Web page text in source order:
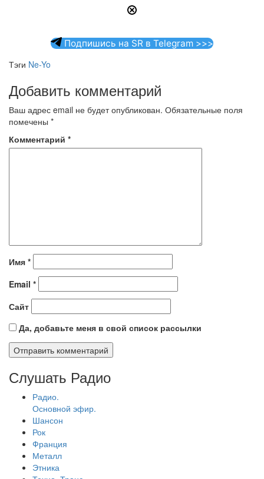
Подпишись на SR в Telegram >>>
Тэги Ne-Yo
Добавить комментарий
Ваш адрес email не будет опубликован. Обязательные поля
помечены *
Комментарий *
Имя *
Email *
Сайт
Да, добавьте меня в свой список рассылки
Слушать Радио
Радио.
Основной эфир.
Шансон
Рок
Франция
Металл
Этника